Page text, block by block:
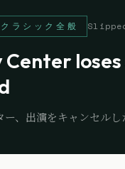
クラシック全般
Center
ー、出演をキャンセル